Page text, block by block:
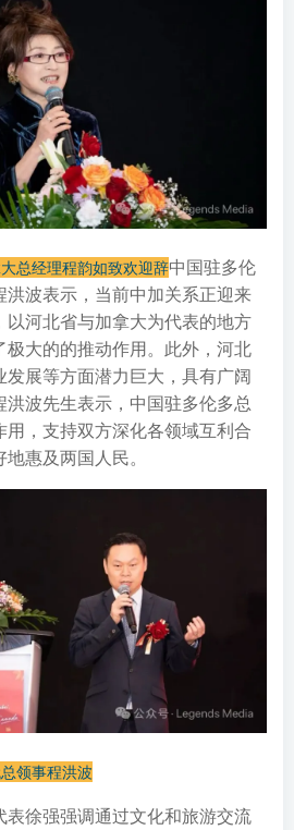
总经理程韵如致欢迎辞中国驻多伦
洪波表示，当前中加关系正迎来
河北省与加拿大为代表的地方
大的的推动作用。此外，河北
展等方面潜力巨大，具有广阔
波先生表示，中国驻多伦多总
，支持双方深化各领域互利合
惠及两国人民。
领事程洪波
表徐强强调通过文化和旅游交流